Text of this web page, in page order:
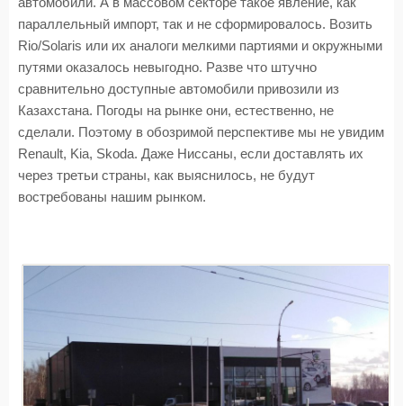
параллельный импорт, так и не сформировалось. Возить
Rio/Solaris или их аналоги мелкими партиями и окружными
путями оказалось невыгодно. Разве что штучно
сравнительно доступные автомобили привозили из
Казахстана. Погоды на рынке они, естественно, не
сделали. Поэтому в обозримой перспективе мы не увидим
Renault, Kia, Skoda. Даже Ниссаны, если доставлять их
через третьи страны, как выяснилось, не будут
востребованы нашим рынком.